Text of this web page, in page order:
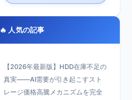
🔥 人気の記事
【2026年最新版】HDD在庫不足の
真実——AI需要が引き起こすスト
レージ価格高騰メカニズムを完全